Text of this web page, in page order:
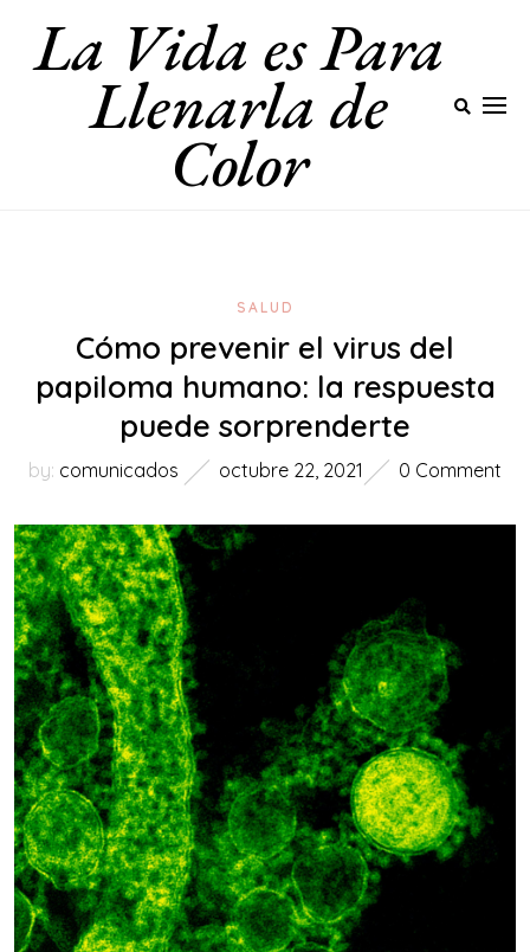
La Vida es Para
Llenarla de
Color
SALUD
Cómo prevenir el virus del
papiloma humano: la respuesta
puede sorprenderte
by: comunicados octubre 22, 2021 0 Comment